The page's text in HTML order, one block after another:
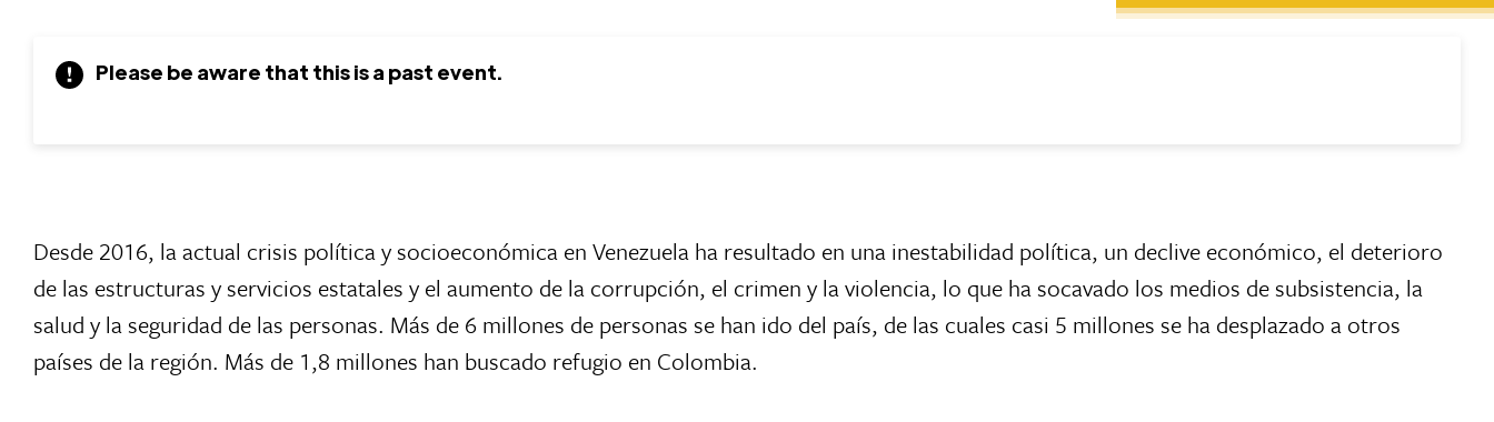
Please be aware that this is a past event.
Desde 2016, la actual crisis política y socioeconómica en Venezuela ha resultado en una inestabilidad política, un declive económico, el deterioro
de las estructuras y servicios estatales y el aumento de la corrupción, el crimen y la violencia, lo que ha socavado los medios de subsistencia, la
salud y la seguridad de las personas. Más de 6 millones de personas se han ido del país, de las cuales casi 5 millones se ha desplazado a otros
países de la región. Más de 1,8 millones han buscado refugio en Colombia.